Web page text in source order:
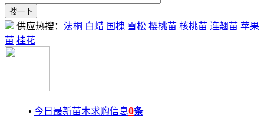
供应热搜： 法桐 白蜡 国槐 雪松 樱桃苗 核桃苗 连翘苗 苹果
苗 桂花
• 今日最新苗木求购信息0条